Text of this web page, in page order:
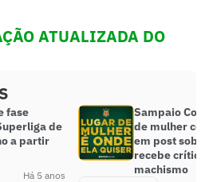
ATUALIZADA DO
fase
de
a partir
Há 5 anos
Sampaio
de mulher
em post
recebe
machismo